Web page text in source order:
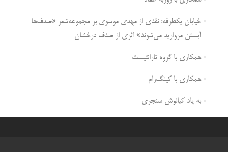
خیابان یکطرفه: نقدی از مهدی موسوی بر مجموعه‌شعر «صدف‌ها
آبستن مروارید می‌شوند» اثری از صدف درخشان
همکاری با گروه تارانتیست
همکاری با کینگ‌رام
به یاد کیانوش سنجری